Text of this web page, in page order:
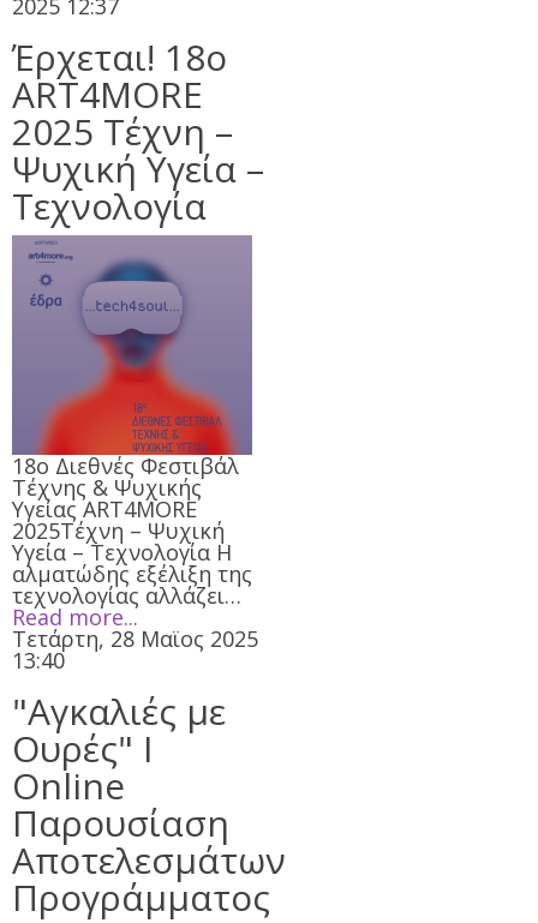
2025 12:37
Έρχεται! 18ο
ART4MORE
2025 Τέχνη –
Ψυχική Υγεία –
Τεχνολογία
18ο Διεθνές Φεστιβάλ
Τέχνης & Ψυχικής
Υγείας ART4MORE
2025Τέχνη – Ψυχική
Υγεία – Τεχνολογία Η
αλματώδης εξέλιξη της
τεχνολογίας αλλάζει…
Read more...
Τετάρτη, 28 Μαϊος 2025
13:40
"Αγκαλιές με
Ουρές" Ι
Online
Παρουσίαση
Αποτελεσμάτων
Προγράμματος